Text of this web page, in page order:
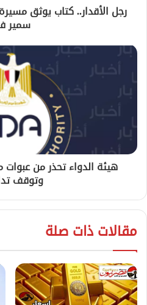
سمير
هيئة الدواء تحذر من
وتوقف
مقالات ذات صلة